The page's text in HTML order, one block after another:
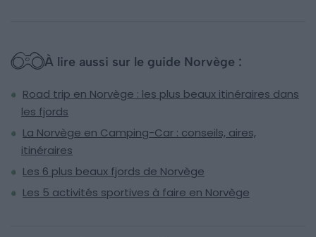
À lire aussi sur le guide Norvège :
Road trip en Norvège : les plus beaux itinéraires dans
les fjords
La Norvège en Camping-Car : conseils, aires,
itinéraires
Les 6 plus beaux fjords de Norvège
Les 5 activités sportives à faire en Norvège